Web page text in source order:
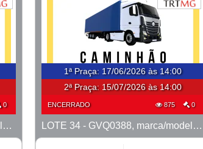
0
LOTE 33 - AQL3179, marca/modelo M. Benz/915C, ano 2008/2008
1ª Praça: 17/06/2026 às 14:00
2ª Praça: 15/07/2026 às 14:00
ENCERRADO 875 0
LOTE 34 - GVQ0388, marca/modelo Ford/Cargo 815 Rhinus800, ano 2001/2002